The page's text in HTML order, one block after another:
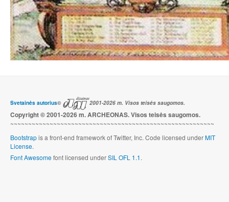
Svetainės autorius© 2001-2026 m. Visos teisės saugomos.
Copyright © 2001-2026 m. ARCHEONAS. Visos teisės saugomos.
~~~~~~~~~~~~~~~~~~~~~~~~~~~~~~~~~~~~~~~~~~~~~~~~~~~~~~~~~
Bootstrapis a front-end framework of Twitter, Inc. Code licensed underMIT
License.
Font Awesomefont licensed underSIL OFL 1.1.